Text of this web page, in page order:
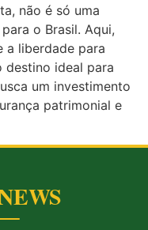
não é só uma
o Brasil. Aqui,
a liberdade para
destino ideal para
um investimento
patrimonial e